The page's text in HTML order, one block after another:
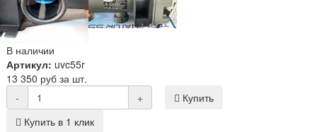
В наличии
Артикул: uvc55r
13 350 руб за шт.
-
+
Купить
Купить в 1 клик